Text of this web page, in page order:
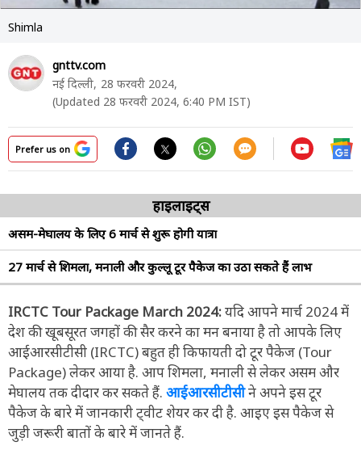
Shimla
gnttv.com
नई दिल्ली, 28 फरवरी 2024,
(Updated 28 फरवरी 2024, 6:40 PM IST)
Prefer us on
हाइलाइट्स
असम-मेघालय के लिए 6 मार्च से शुरू होगी यात्रा
27 मार्च से शिमला, मनाली और कुल्लू टूर पैकेज का उठा सकते हैं लाभ
IRCTC Tour Package March 2024:यदि आपने मार्च 2024 में
देश की खूबसूरत जगहों की सैर करने का मन बनाया है तो आपके लिए
आईआरसीटीसी (IRCTC) बहुत ही किफायती दो टूर पैकेज (Tour
Package) लेकर आया है. आप शिमला, मनाली से लेकर असम और
मेघालय तक दीदार कर सकते हैं. आईआरसीटीसीने अपने इस टूर
पैकेज के बारे में जानकारी ट्वीट शेयर कर दी है. आइए इस पैकेज से
जुड़ी जरूरी बातों के बारे में जानते हैं.